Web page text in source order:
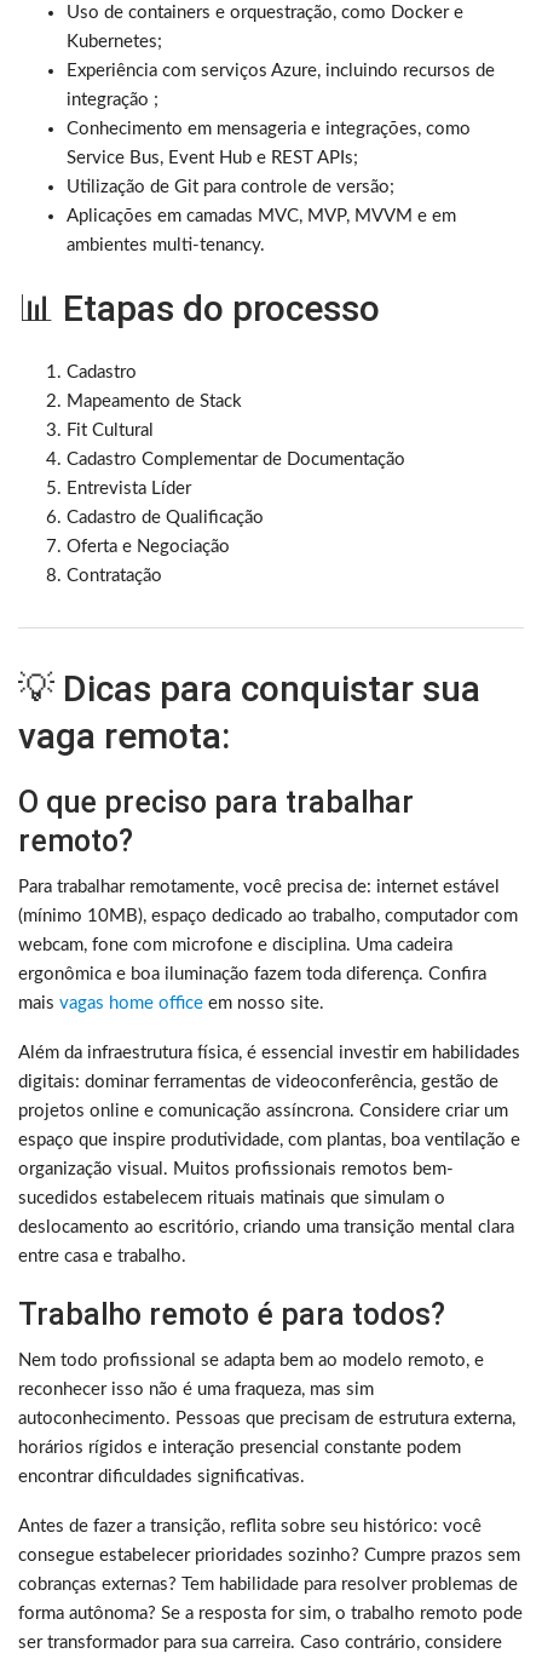
Uso de containers e orquestração, como Docker e
Kubernetes;
Experiência com serviços Azure, incluindo recursos de
integração ;
Conhecimento em mensageria e integrações, como
Service Bus, Event Hub e REST APIs;
Utilização de Git para controle de versão;
Aplicações em camadas MVC, MVP, MVVM e em
ambientes multi-tenancy.
📊 Etapas do processo
Cadastro
Mapeamento de Stack
Fit Cultural
Cadastro Complementar de Documentação
Entrevista Líder
Cadastro de Qualificação
Oferta e Negociação
Contratação
💡 Dicas para conquistar sua
vaga remota:
O que preciso para trabalhar
remoto?
Para trabalhar remotamente, você precisa de: internet estável
(mínimo 10MB), espaço dedicado ao trabalho, computador com
webcam, fone com microfone e disciplina. Uma cadeira
ergonômica e boa iluminação fazem toda diferença. Confira
mais vagas home office em nosso site.
Além da infraestrutura física, é essencial investir em habilidades
digitais: dominar ferramentas de videoconferência, gestão de
projetos online e comunicação assíncrona. Considere criar um
espaço que inspire produtividade, com plantas, boa ventilação e
organização visual. Muitos profissionais remotos bem-
sucedidos estabelecem rituais matinais que simulam o
deslocamento ao escritório, criando uma transição mental clara
entre casa e trabalho.
Trabalho remoto é para todos?
Nem todo profissional se adapta bem ao modelo remoto, e
reconhecer isso não é uma fraqueza, mas sim
autoconhecimento. Pessoas que precisam de estrutura externa,
horários rígidos e interação presencial constante podem
encontrar dificuldades significativas.
Antes de fazer a transição, reflita sobre seu histórico: você
consegue estabelecer prioridades sozinho? Cumpre prazos sem
cobranças externas? Tem habilidade para resolver problemas de
forma autônoma? Se a resposta for sim, o trabalho remoto pode
ser transformador para sua carreira. Caso contrário, considere